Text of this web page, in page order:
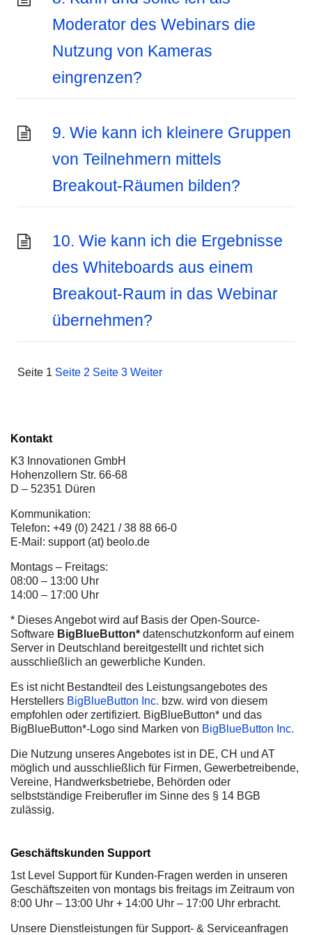
Moderator des Webinars die
Nutzung von Kameras
eingrenzen?
9. Wie kann ich kleinere Gruppen
von Teilnehmern mittels
Breakout-Räumen bilden?
10. Wie kann ich die Ergebnisse
des Whiteboards aus einem
Breakout-Raum in das Webinar
übernehmen?
Seite 1 Seite 2 Seite 3 Weiter
Kontakt
K3 Innovationen GmbH
Hohenzollern Str. 66-68
D – 52351 Düren
Kommunikation:
Telefon: +49 (0) 2421 / 38 88 66-0
E-Mail: support (at) beolo.de
Montags – Freitags:
08:00 – 13:00 Uhr
14:00 – 17:00 Uhr
* Dieses Angebot wird auf Basis der Open-Source-
Software BigBlueButton* datenschutzkonform auf einem
Server in Deutschland bereitgestellt und richtet sich
ausschließlich an gewerbliche Kunden.
Es ist nicht Bestandteil des Leistungsangebotes des
Herstellers BigBlueButton Inc. bzw. wird von diesem
empfohlen oder zertifiziert. BigBlueButton* und das
BigBlueButton*-Logo sind Marken von BigBlueButton Inc.
Die Nutzung unseres Angebotes ist in DE, CH und AT
möglich und ausschließlich für Firmen, Gewerbetreibende,
Vereine, Handwerksbetriebe, Behörden oder
selbstständige Freiberufler im Sinne des § 14 BGB
zulässig.
Geschäftskunden Support
1st Level Support für Kunden-Fragen werden in unseren
Geschäftszeiten von montags bis freitags im Zeitraum von
8:00 Uhr – 13:00 Uhr + 14:00 Uhr – 17:00 Uhr erbracht.
Unsere Dienstleistungen für Support- & Serviceanfragen